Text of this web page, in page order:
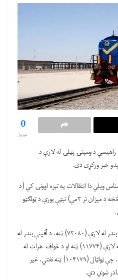
0
خپرول
راهیسې د وسپنۍ پټلۍ له لارې د
ویلي دا انتقالات په تېره اوونۍ کې (د
۱۴۰۴ هـ.ش. کال د سنبلې له ۲۸مې څخه د ميزان تر ۳مې) نېټې پورې د ټولګټو
په خبرپاڼه کې ویل شوي چې د حیرتان بندر له لارې (۷۳۰۸۰) ټنه، د آقینې بندر له
لارې (۴۵۲۷) ټنه، د تورغونډۍ بندر له لارې (۱۶۷۷۴) ټنه او د خواف–هرات له
لارې (۹۷۹۸) ټنه انتقالات ترسره شوي، چې ټولټال (۱۰۴۱۷۹) ټنه نفتي، غیر
صادر شوي دي.